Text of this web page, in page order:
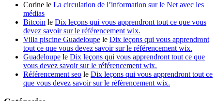
Corine le La circulation de l’information sur le Net avec les
médias
Bitcoin le Dix leçons qui vous apprendront tout ce que vous
devez savoir sur le référencement wix.
Villa piscine Guadeloupe le Dix leçons qui vous apprendront
tout ce que vous devez savoir sur le référencement wix.
Guadeloupe le Dix leçons qui vous apprendront tout ce que
vous devez savoir sur le référencement wix.
Référencement seo le Dix leçons qui vous apprendront tout ce
que vous devez savoir sur le référencement wix.